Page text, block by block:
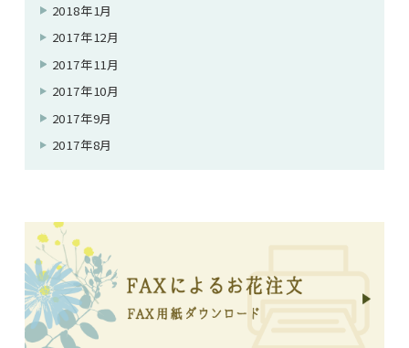
2018年1月
2017年12月
2017年11月
2017年10月
2017年9月
2017年8月